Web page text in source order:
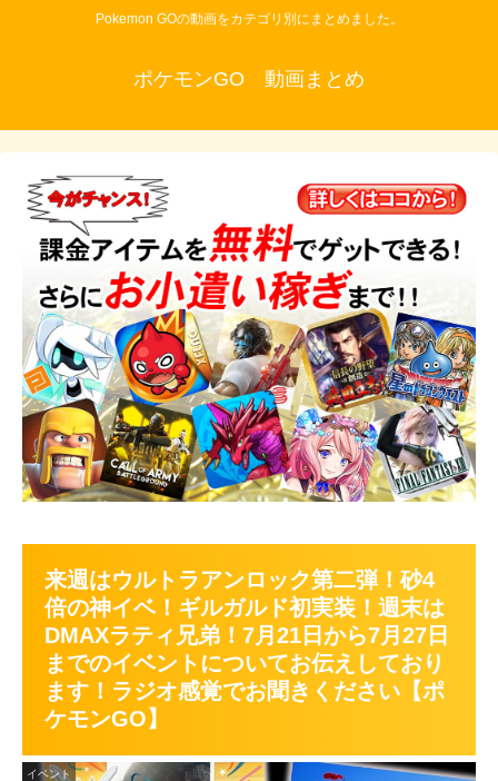
Pokemon GOの動画をカテゴリ別にまとめました。
ポケモンGO 動画まとめ
来週はウルトラアンロック第二弾！砂4
倍の神イベ！ギルガルド初実装！週末は
DMAXラティ兄弟！7月21日から7月27日
までのイベントについてお伝えしており
ます！ラジオ感覚でお聞きください【ポ
ケモンGO】
イベント